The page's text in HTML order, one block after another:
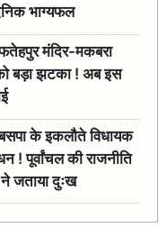
भाग्यफल
मंदिर-मकबरा
बड़ा झटका ! अब इस
के इकलौते विधायक
! पूर्वांचल की राजनीति
जताया दुःख